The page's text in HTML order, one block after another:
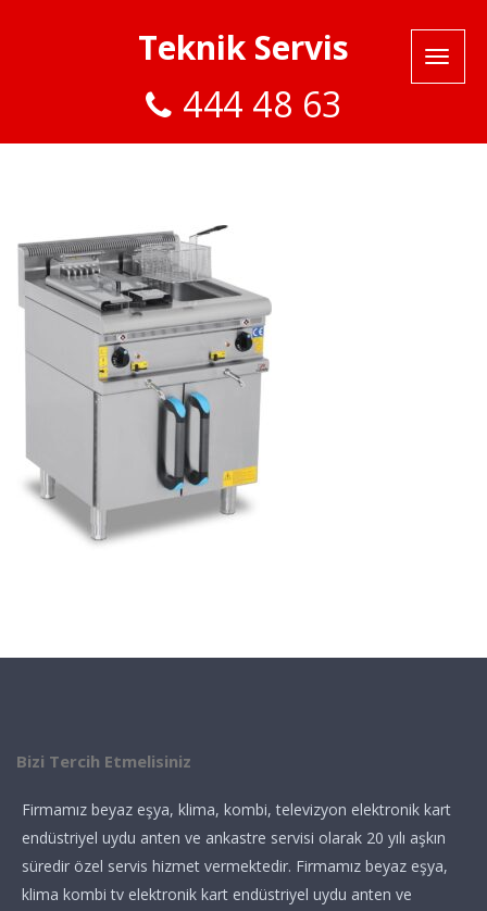
Teknik Servis
444 48 63
Bizi Tercih Etmelisiniz
Firmamız beyaz eşya, klima, kombi, televizyon elektronik kart
endüstriyel uydu anten ve ankastre servisi olarak 20 yılı aşkın
süredir özel servis hizmet vermektedir. Firmamız beyaz eşya,
klima kombi tv elektronik kart endüstriyel uydu anten ve